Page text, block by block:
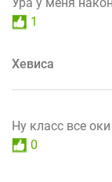
1
Хевиса
Ну класс все
0